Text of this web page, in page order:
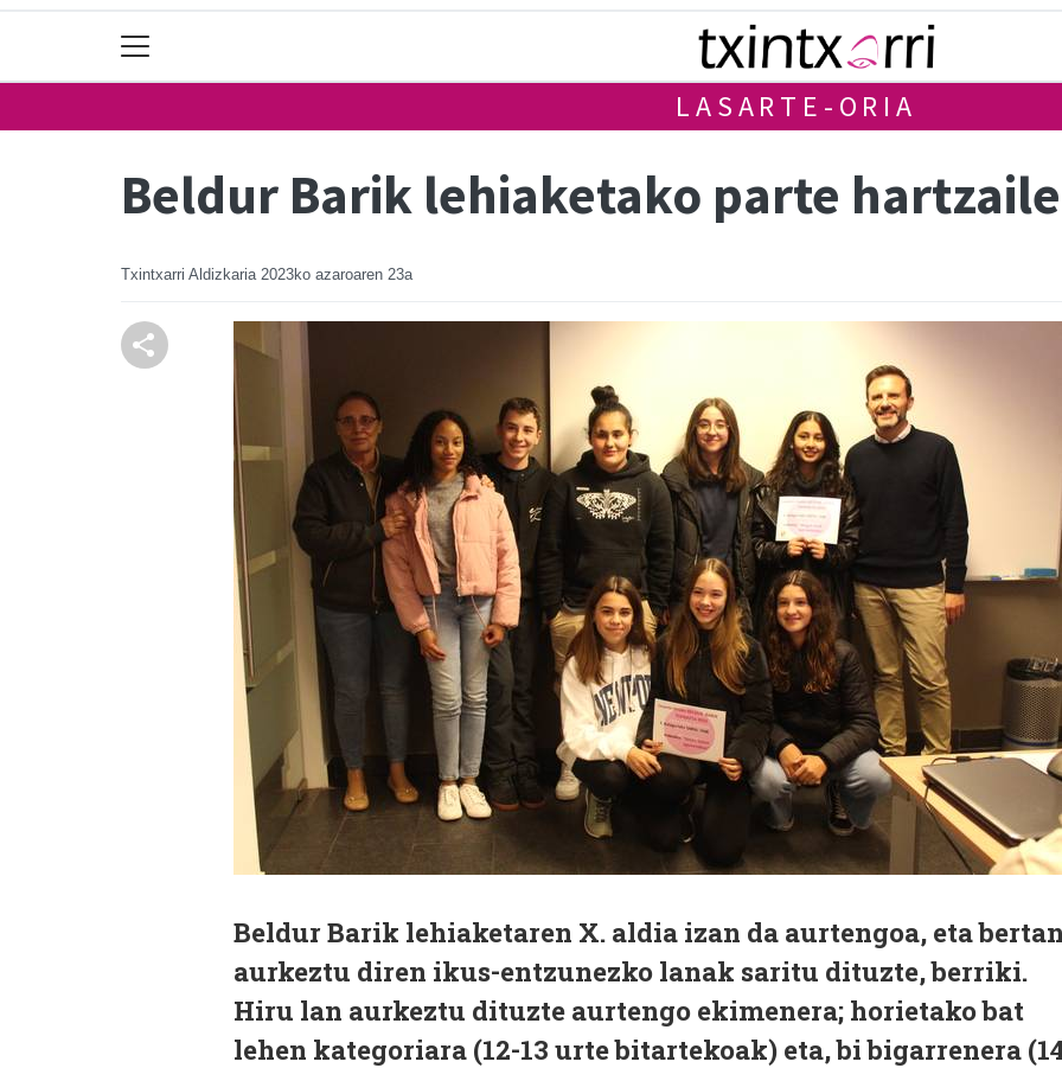
LASARTE-ORIA
Beldur Barik lehiaketako parte
Txintxarri Aldizkaria 2023ko azaroaren 23a
Beldur Barik lehiaketaren X. aldia izan da aurtengoa, eta
aurkeztu diren ikus-entzunezko lanak saritu dituzte, berriki.
Hiru lan aurkeztu dituzte aurtengo ekimenera; horietako bat
lehen kategoriara (12-13 urte bitartekoak) eta, bi bigarrenera